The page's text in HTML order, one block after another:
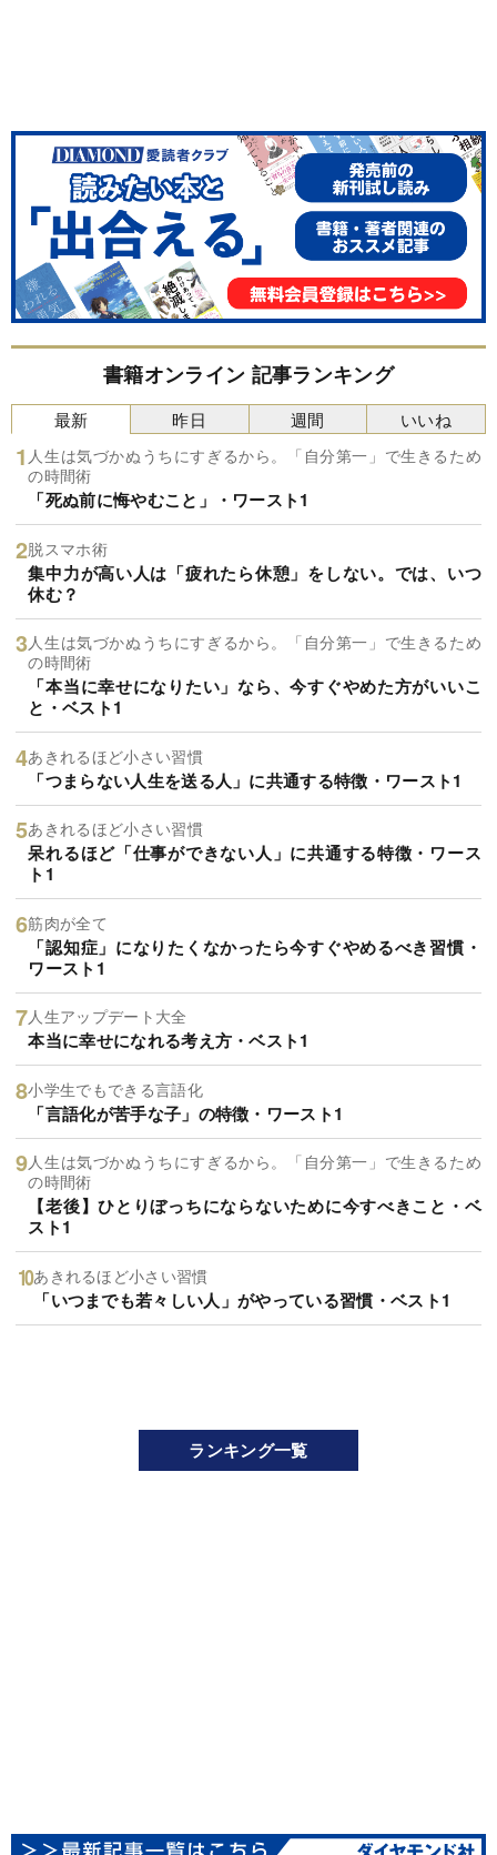
書籍オンライン 記事ランキング
最新
人生は気づかぬうちにすぎるから。「自分第一」で生きるため
の時間術
「死ぬ前に悔やむこと」・ワースト1
脱スマホ術
集中力が高い人は「疲れたら休憩」をしない。では、いつ
休む？
人生は気づかぬうちにすぎるから。「自分第一」で生きるため
の時間術
「本当に幸せになりたい」なら、今すぐやめた方がいいこ
と・ベスト1
あきれるほど小さい習慣
「つまらない人生を送る人」に共通する特徴・ワースト1
あきれるほど小さい習慣
呆れるほど「仕事ができない人」に共通する特徴・ワース
ト1
筋肉が全て
「認知症」になりたくなかったら今すぐやめるべき習慣・
ワースト1
人生アップデート大全
本当に幸せになれる考え方・ベスト1
小学生でもできる言語化
「言語化が苦手な子」の特徴・ワースト1
人生は気づかぬうちにすぎるから。「自分第一」で生きるため
の時間術
【老後】ひとりぼっちにならないために今すべきこと・ベ
スト1
あきれるほど小さい習慣
「いつまでも若々しい人」がやっている習慣・ベスト1
昨日 週間 いいね
ランキング一覧